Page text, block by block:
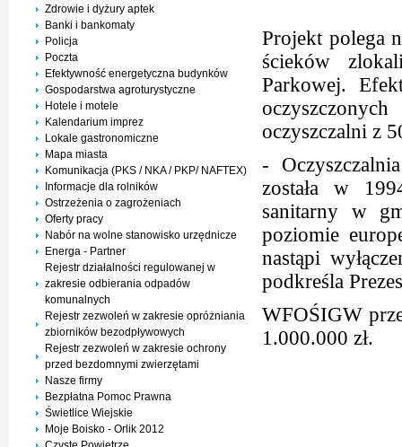
Zdrowie i dyżury aptek
Banki i bankomaty
Policja
Poczta
Efektywność energetyczna budynków
Gospodarstwa agroturystyczne
Hotele i motele
Kalendarium imprez
Lokale gastronomiczne
Mapa miasta
Komunikacja (PKS / NKA / PKP/ NAFTEX)
Informacje dla rolników
Ostrzeżenia o zagrożeniach
Oferty pracy
Nabór na wolne stanowisko urzędnicze
Energa - Partner
Rejestr działalności regulowanej w
zakresie odbierania odpadów
komunalnych
Rejestr zezwoleń w zakresie opróżniania
zbiorników bezodpływowych
Rejestr zezwoleń w zakresie ochrony
przed bezdomnymi zwierzętami
Nasze firmy
Bezpłatna Pomoc Prawna
Świetlice Wiejskie
Moje Boisko - Orlik 2012
Projekt polega
ścieków
Parkowej.
oczyszczalni z
-
została w
sanitarny w
poziomie
nastąpi
podkreśla
WFOŚIGW
1.000.000 zł.